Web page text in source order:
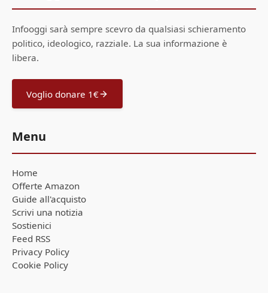
Infooggi sarà sempre scevro da qualsiasi schieramento
politico, ideologico, razziale. La sua informazione è
libera.
Voglio donare 1€
Menu
Home
Offerte Amazon
Guide all'acquisto
Scrivi una notizia
Sostienici
Feed RSS
Privacy Policy
Cookie Policy